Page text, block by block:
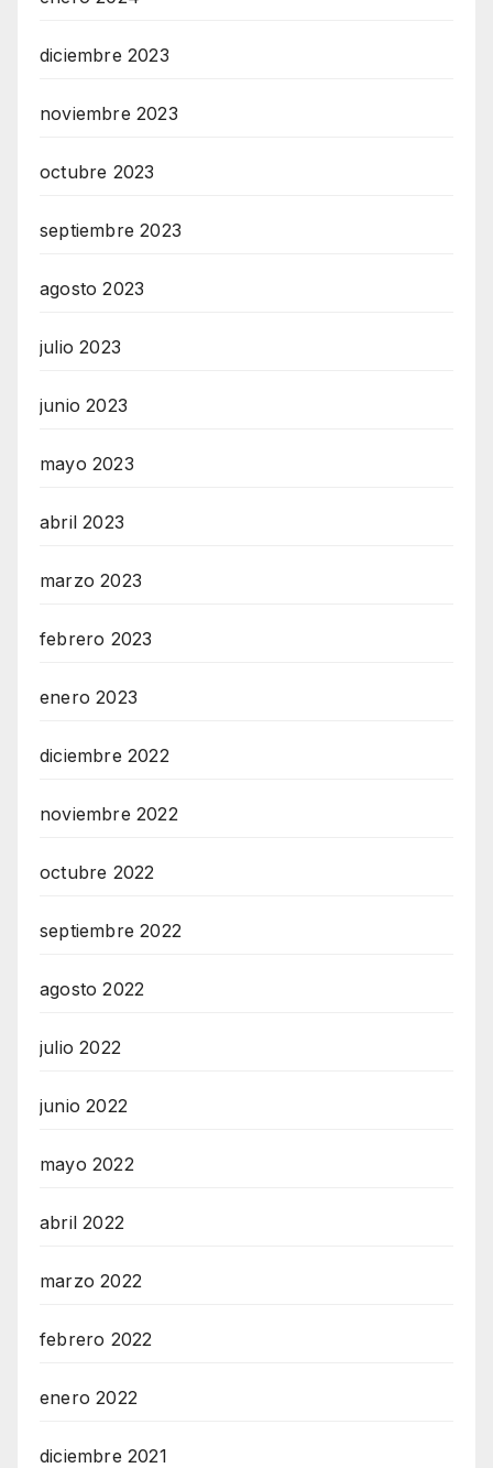
diciembre 2023
noviembre 2023
octubre 2023
septiembre 2023
agosto 2023
julio 2023
junio 2023
mayo 2023
abril 2023
marzo 2023
febrero 2023
enero 2023
diciembre 2022
noviembre 2022
octubre 2022
septiembre 2022
agosto 2022
julio 2022
junio 2022
mayo 2022
abril 2022
marzo 2022
febrero 2022
enero 2022
diciembre 2021